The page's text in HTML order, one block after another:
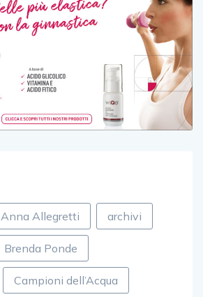
Anna Allegretti archivi
Brenda Ponde
Campioni dell’Acqua